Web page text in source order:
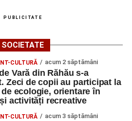
PUBLICITATE
SOCIETATE
CULTURĂ acum 2 săptămâni
Vară din Răhău s-a
Zeci de copii au participat la
ecologie, orientare în
activități recreative
CULTURĂ acum 3 săptămâni